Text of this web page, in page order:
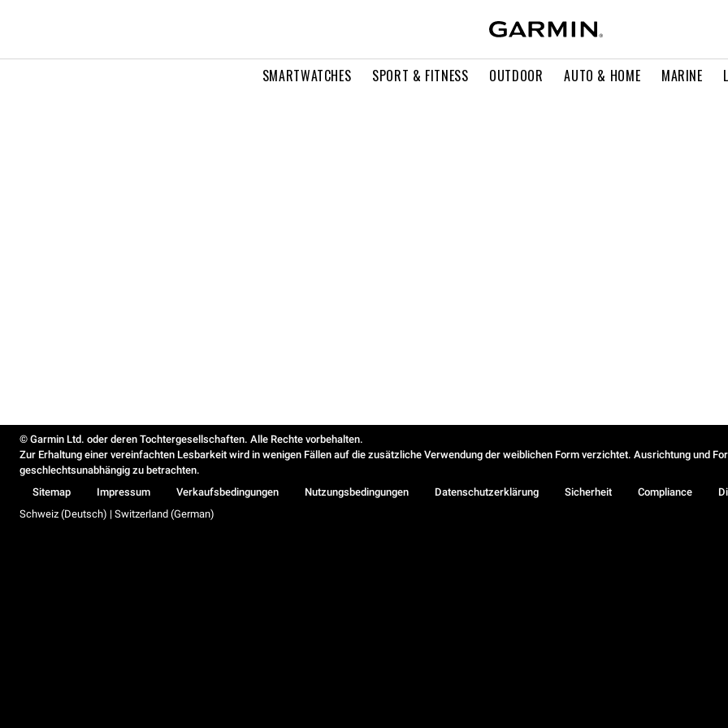
SMARTWATCHES SPORT & FITNESS OUTDOOR AUTO & HOME MARINE
© Garmin Ltd. oder deren Tochtergesellschaften. Alle Rechte vorbehalten.
Zur Erhaltung einer vereinfachten Lesbarkeit wird in wenigen Fällen auf die zusätzliche Verwendung der weiblichen Form verzichtet. Ausrichtung und
geschlechtsunabhängig zu betrachten.
Sitemap
Impressum Verkaufsbedingungen Nutzungsbedingungen Datenschutzerklärung Sicherheit Compliance
Schweiz (Deutsch) | Switzerland (German)